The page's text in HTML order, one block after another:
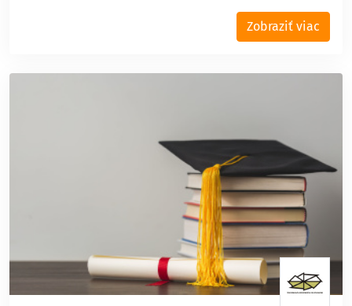
Zobraziť viac